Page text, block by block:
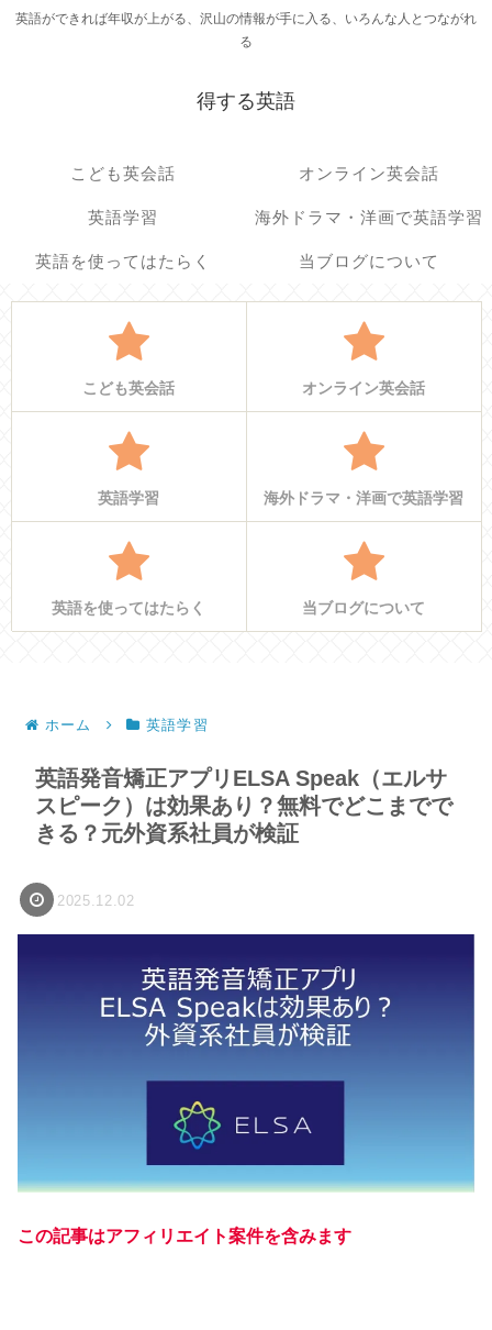
英語ができれば年収が上がる、沢山の情報が手に入る、いろんな人とつながれ
る
得する英語
こども英会話 オンライン英会話
英語学習 海外ドラマ・洋画で英語学習
英語を使ってはたらく 当ブログについて
こども英会話 オンライン英会話
英語学習 海外ドラマ・洋画で英語学習
英語を使ってはたらく 当ブログについて
ホーム 英語学習
英語発音矯正アプリELSA Speak（エルサ
スピーク）は効果あり？無料でどこまでで
きる？元外資系社員が検証
2025.12.02
この記事はアフィリエイト案件を含みます